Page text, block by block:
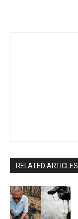
RELATED ARTICLES